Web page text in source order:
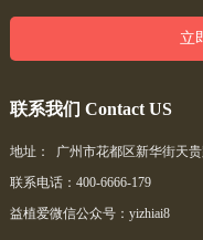
联系我们 Contact US
地址： 广州市花都区新华街天
联系电话：400-6666-179
益植爱微信公众号：yizhiai8